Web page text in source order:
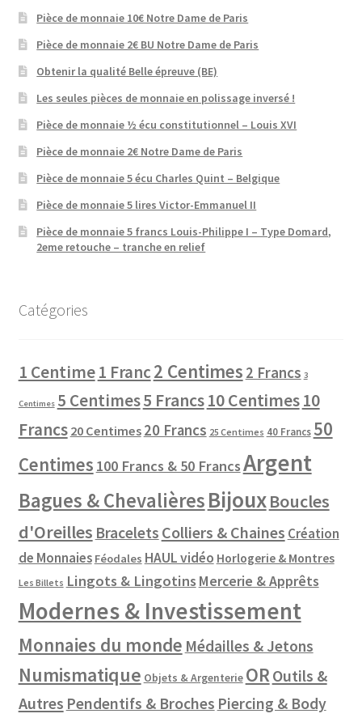
Pièce de monnaie 10€ Notre Dame de Paris
Pièce de monnaie 2€ BU Notre Dame de Paris
Obtenir la qualité Belle épreuve (BE)
Les seules pièces de monnaie en polissage inversé !
Pièce de monnaie ½ écu constitutionnel – Louis XVI
Pièce de monnaie 2€ Notre Dame de Paris
Pièce de monnaie 5 écu Charles Quint – Belgique
Pièce de monnaie 5 lires Victor-Emmanuel II
Pièce de monnaie 5 francs Louis-Philippe I – Type Domard,
2eme retouche – tranche en relief
Catégories
1 Centime1 Franc2 Centimes 2 Francs 3
Centimes 5 Centimes5 Francs10 Centimes10
Francs 20 Centimes 20 Francs 25 Centimes 40 Francs 50
Centimes 100 Francs & 50 FrancsArgent
Bagues & ChevalièresBijouxBoucles
d'Oreilles Bracelets Colliers & Chaines Création
de Monnaies Féodales HAUL vidéo Horlogerie & Montres
Les Billets Lingots & Lingotins Mercerie & Apprêts
Modernes & Investissement
Monnaies du monde Médailles & Jetons
Numismatique Objets & Argenterie OR Outils &
Autres Pendentifs & Broches Piercing & Body